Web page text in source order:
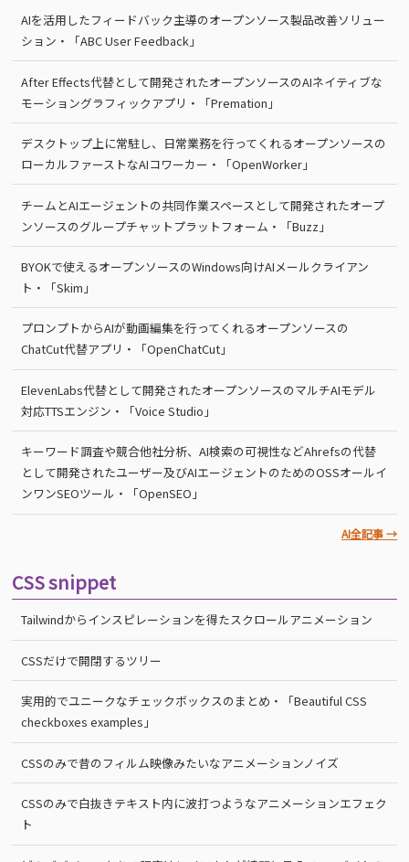
AIを活用したフィードバック主導のオープンソース製品改善ソリュー
ション・「ABC User Feedback」
After Effects代替として開発されたオープンソースのAIネイティブな
モーショングラフィックアプリ・「Premation」
デスクトップ上に常駐し、日常業務を行ってくれるオープンソースの
ローカルファーストなAIコワーカー・「OpenWorker」
チームとAIエージェントの共同作業スペースとして開発されたオープ
ンソースのグループチャットプラットフォーム・「Buzz」
BYOKで使えるオープンソースのWindows向けAIメールクライアン
ト・「Skim」
プロンプトからAIが動画編集を行ってくれるオープンソースの
ChatCut代替アプリ・「OpenChatCut」
ElevenLabs代替として開発されたオープンソースのマルチAIモデル
対応TTSエンジン・「Voice Studio」
キーワード調査や競合他社分析、AI検索の可視性などAhrefsの代替
として開発されたユーザー及びAIエージェントのためのOSSオールイ
ンワンSEOツール・「OpenSEO」
AI全記事 →
CSS snippet
Tailwindからインスピレーションを得たスクロールアニメーション
CSSだけで開閉するツリー
実用的でユニークなチェックボックスのまとめ・「Beautiful CSS
checkboxes examples」
CSSのみで昔のフィルム映像みたいなアニメーションノイズ
CSSのみで白抜きテキスト内に波打つようなアニメーションエフェク
ト